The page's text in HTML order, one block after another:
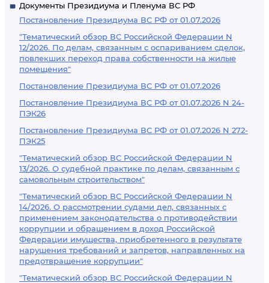
Документы Президиума и Пленума ВС РФ
Постановление Президиума ВС РФ от 01.07.2026
"Тематический обзор ВС Российской Федерации N
12/2026. По делам, связанным с оспариванием сделок,
повлекших переход права собственности на жилые
помещения"
Постановление Президиума ВС РФ от 01.07.2026
Постановление Президиума ВС РФ от 01.07.2026 N 24-
ПЭК26
Постановление Президиума ВС РФ от 01.07.2026 N 272-
ПЭК25
"Тематический обзор ВС Российской Федерации N
13/2026. О судебной практике по делам, связанным с
самовольным строительством"
"Тематический обзор ВС Российской Федерации N
14/2026. О рассмотрении судами дел, связанных с
применением законодательства о противодействии
коррупции и обращением в доход Российской
Федерации имущества, приобретенного в результате
нарушения требований и запретов, направленных на
предотвращение коррупции"
"Тематический обзор ВС Российской Федерации N